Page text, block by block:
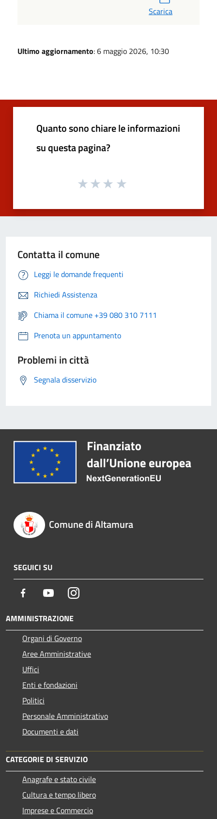
Scarica
Ultimo aggiornamento: 6 maggio 2026, 10:30
Quanto sono chiare le informazioni
su questa pagina?
Contatta il comune
Leggi le domande frequenti
Richiedi Assistenza
Chiama il comune +39 080 310 7111
Prenota un appuntamento
Problemi in città
Segnala disservizio
Comune di Altamura
SEGUICI SU
Facebook YoutubeInstagram
AMMINISTRAZIONE
Organi di Governo
Aree Amministrative
Uffici
Enti e fondazioni
Politici
Personale Amministrativo
Documenti e dati
CATEGORIE DI SERVIZIO
Anagrafe e stato civile
Cultura e tempo libero
Imprese e Commercio